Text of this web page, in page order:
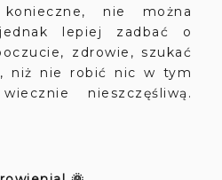
nie można
lepiej zadbać o
zdrowie, szukać
niż nie robić nic w tym
nieszczęśliwą.